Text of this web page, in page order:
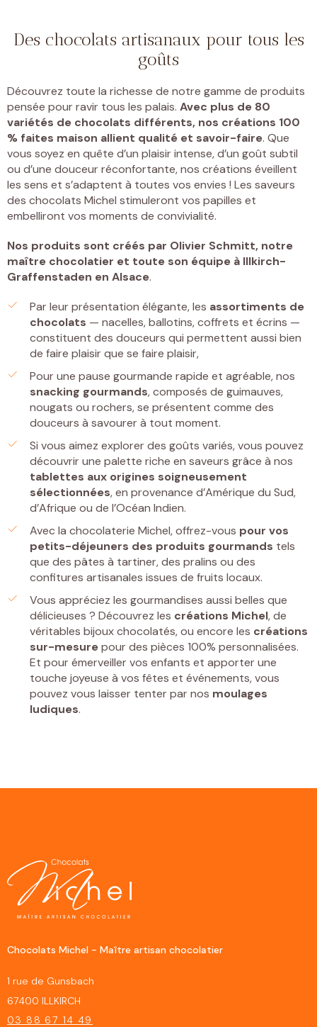
Des chocolats artisanaux pour tous les
goûts
Découvrez toute la richesse de notre gamme de produits
pensée pour ravir tous les palais. Avec plus de 80
variétés de chocolats différents, nos créations 100
% faites maison allient qualité et savoir-faire. Que
vous soyez en quête d’un plaisir intense, d’un goût subtil
ou d’une douceur réconfortante, nos créations éveillent
les sens et s’adaptent à toutes vos envies ! Les saveurs
des chocolats Michel stimuleront vos papilles et
embelliront vos moments de convivialité.
Nos produits sont créés par Olivier Schmitt, notre
maître chocolatier et toute son équipe à Illkirch-
Graffenstaden en Alsace.
Par leur présentation élégante, les assortiments de
chocolats — nacelles, ballotins, coffrets et écrins —
constituent des douceurs qui permettent aussi bien
de faire plaisir que se faire plaisir,
Pour une pause gourmande rapide et agréable, nos
snacking gourmands, composés de guimauves,
nougats ou rochers, se présentent comme des
douceurs à savourer à tout moment.
Si vous aimez explorer des goûts variés, vous pouvez
découvrir une palette riche en saveurs grâce à nos
tablettes aux origines soigneusement
sélectionnées, en provenance d’Amérique du Sud,
d’Afrique ou de l’Océan Indien.
Avec la chocolaterie Michel, offrez-vous pour vos
petits-déjeuners des produits gourmands tels
que des pâtes à tartiner, des pralins ou des
confitures artisanales issues de fruits locaux.
Vous appréciez les gourmandises aussi belles que
délicieuses ? Découvrez les créations Michel, de
véritables bijoux chocolatés, ou encore les créations
sur-mesurepour des pièces 100% personnalisées.
Et pour émerveiller vos enfants et apporter une
touche joyeuse à vos fêtes et événements, vous
pouvez vous laisser tenter par nos moulages
ludiques.
Chocolats Michel - Maître artisan chocolatier
1 rue de Gunsbach
67400 ILLKIRCH
03 88 67 14 49